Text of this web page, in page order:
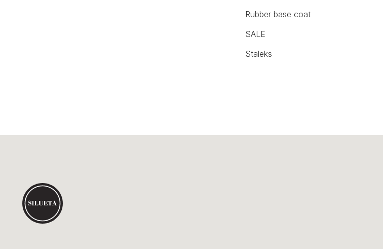
Rubber base coat
SALE
Staleks